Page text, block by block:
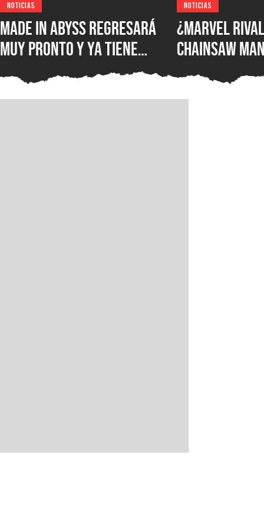
NOTICIAS
Made in Abyss regresará
muy pronto y ya tiene
ventana de estreno, la
nueva película llegará a
NOTICIAS
¿Marvel
Chainsaw
comparan a
Demonio